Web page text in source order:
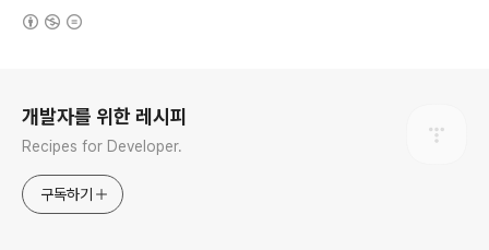
개발자를 위한 레시피
Recipes for Developer.
구독하기